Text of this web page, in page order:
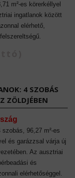
m²-es körerkéllyel
ingatlanok között
elérhető,
4 SZOBÁS
ZÖLDJÉBEN
96,27 m²-es
és garázzsal várja új
Az ausztriai
és
elérhetőséggel.